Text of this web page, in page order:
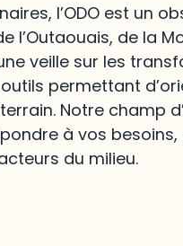
l’ODO est un
l’Outaouais, de la
veille sur les
permettant
Notre champ
à vos
du milieu.